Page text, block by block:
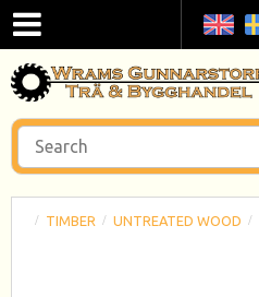
TIMBER UNTREATED WOOD